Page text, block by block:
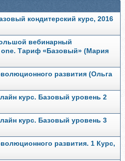
кондитерский курс, 2016
вебинарный
one. Тариф «Базовый» (Мария
развития (Ольга
курс. Базовый уровень 2
курс. Базовый уровень 3
развития. 1 Курс,